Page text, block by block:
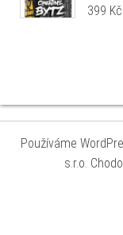
399 Kč
Používáme
s.r.o.